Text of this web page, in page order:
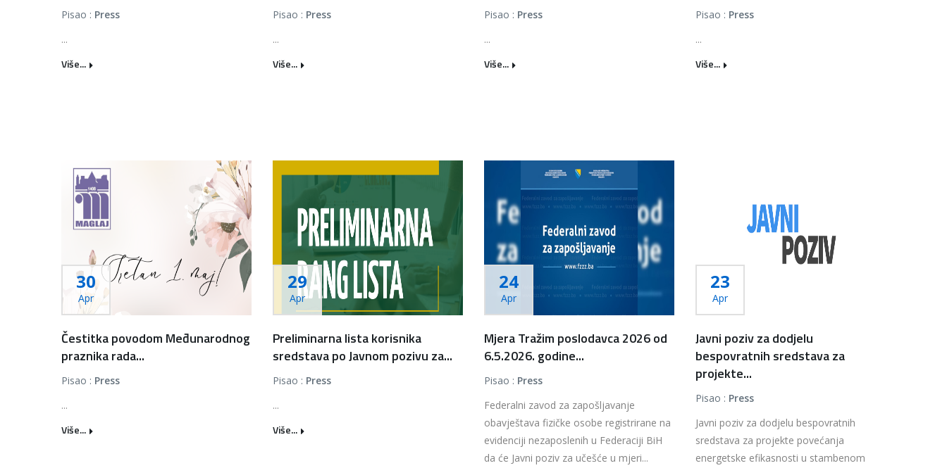
Pisao : Press
...
Više...
Pisao : Press
...
Više...
Pisao : Press
...
Više...
Pisao : Press
...
Više...
30
Apr
Čestitka povodom Međunarodnog
praznika rada...
Pisao : Press
...
Više...
29
Apr
Preliminarna lista korisnika
sredstava po Javnom pozivu za...
Pisao : Press
...
Više...
24
Apr
Mjera Tražim poslodavca 2026 od
6.5.2026. godine...
Pisao : Press
Federalni zavod za zapošljavanje
obavještava fizičke osobe registrirane na
evidenciji nezaposlenih u Federaciji BiH
da će Javni poziv za učešće u mjeri...
23
Apr
Javni poziv za dodjelu
bespovratnih sredstava za
projekte...
Pisao : Press
Javni poziv za dodjelu bespovratnih
sredstava za projekte povećanja
energetske efikasnosti u stambenom